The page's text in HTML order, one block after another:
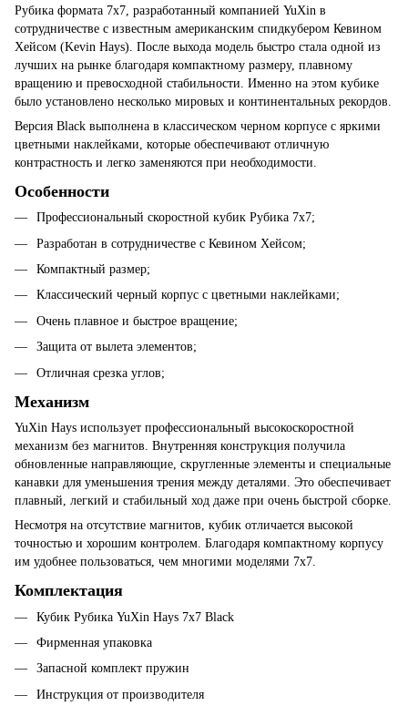
Рубика формата 7x7, разработанный компанией YuXin в
сотрудничестве с известным американским спидкубером Кевином
Хейсом (Kevin Hays). После выхода модель быстро стала одной из
лучших на рынке благодаря компактному размеру, плавному
вращению и превосходной стабильности. Именно на этом кубике
было установлено несколько мировых и континентальных рекордов.
Версия Black выполнена в классическом черном корпусе с яркими
цветными наклейками, которые обеспечивают отличную
контрастность и легко заменяются при необходимости.
Особенности
Профессиональный скоростной кубик Рубика 7x7;
Разработан в сотрудничестве с Кевином Хейсом;
Компактный размер;
Классический черный корпус с цветными наклейками;
Очень плавное и быстрое вращение;
Защита от вылета элементов;
Отличная срезка углов;
Механизм
YuXin Hays использует профессиональный высокоскоростной
механизм без магнитов. Внутренняя конструкция получила
обновленные направляющие, скругленные элементы и специальные
канавки для уменьшения трения между деталями. Это обеспечивает
плавный, легкий и стабильный ход даже при очень быстрой сборке.
Несмотря на отсутствие магнитов, кубик отличается высокой
точностью и хорошим контролем. Благодаря компактному корпусу
им удобнее пользоваться, чем многими моделями 7x7.
Комплектация
Кубик Рубика YuXin Hays 7x7 Black
Фирменная упаковка
Запасной комплект пружин
Инструкция от производителя